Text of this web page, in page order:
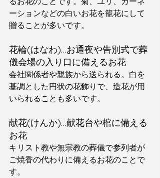
ーションなどの白いお花を籠花にして
贈ることが多いです。
花輪(はなわ)…お通夜や告別式で葬
儀会場の入り口に備えるお花
会社関係者や親族から送られる。白を
基調とした円状の花飾りで、造花が用
いられることも多いです。
献花(けんか)…献花台や棺に備える
お花
キリスト教や無宗教の葬儀で参列者が
ご焼香の代わりに備えるお花のことで
す。